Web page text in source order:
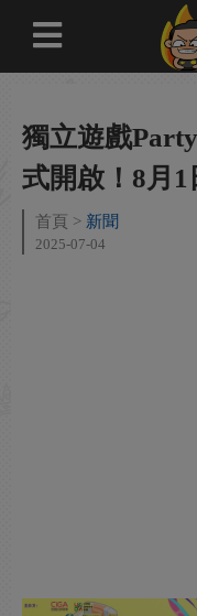
獨立遊戲
式開啟！8月1
首頁 新聞
2025-07-04